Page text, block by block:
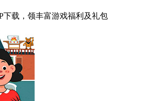
下载 ，领丰富游戏福利 及礼包